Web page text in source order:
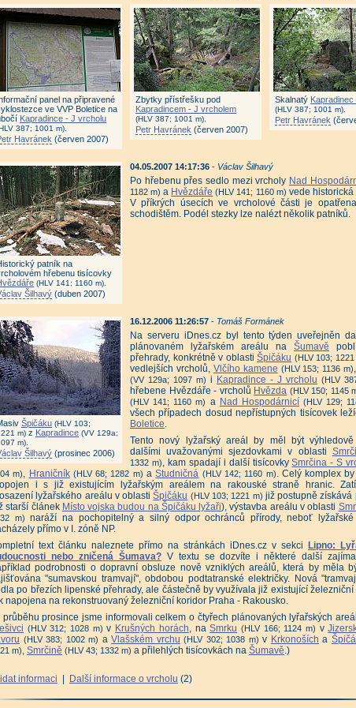
panel na připravené
ve VVP Boletice na
Kapradince - J vrcholu
387; 1001 m)
Havránek (červen 2007)
Zbytky přístřešku pod
Kapradincem - J vrcholem
(HLV 387; 1001 m)
Petr Havránek (červen 2007)
Skalnatý
(HLV 387; 1001 m)
Petr Havránek
patník na
hřebenu tisícovky
(HLV 141; 1160 m)
Šilhavý (duben 2007)
04.05.2007 14:17:36 - Václav Šilhavý
Po hřebenu přes sedlo mezi vrcholy Nad
1182 m) a Hvězdáře (HLV 141; 1160 m) vede historická
V příkrých úsecích ve vrcholové části je
schodištěm. Podél stezky lze nalézt několik patníků.
Špičáku (HLV 103;
m) z Kapradince (VV 129a;
m)
Šilhavý (prosinec 2006)
16.12.2006 11:26:57 - Tomáš Formánek
Na serveru iDnes.cz byl tento týden uveřejněn
plánovaném lyžařském areálu na Šumavě
přehrady, konkrétně v oblasti Špičáku (HLV 103; 1221
vedlejších vrcholů, Vlčího kamene (HLV 153; 1136 m),
(VV 129a; 1097 m) i Kapradince - J vrcholu (HLV
hřebene Hvězdáře - vrcholů Hvězda (HLV 150; 1145
(HLV 141; 1160 m) a Nad Hospodárnicí(HLV 129;
všech případech dosud nepřístupných tisícovek
Boletice.
Tento nový lyžařský areál by měl být
dalšími uvažovanými sjezdovkami v oblasti
1332 m), kam spadají i další tisícovkySmrčina - S
m), Hraničník(HLV 68; 1282 m) aStudničná (HLV 142; 1160 m). Celý komplex
i s již existujícím lyžařským areálem na rakouské straně hranic.
lyžařského areálu v oblastiŠpičáku (HLV 103; 1221 m) již postupně získává
starší článek Místo vojska budou na Špičáku lyžaři), výstavba areálu v oblasti
m) naráží na pochopitelný a silný odpor ochránců přírody, neboť
přímo v I. zóně NP.
text článku naleznete přímo na stránkách iDnes.cz v sekci
Lipno:
nebo zničená Šumava?V textu se dozvíte i některé další
podrobnosti o dopravní obsluze nově vzniklých areálů, která by měla
"sumavskou tramvají", obdobou podtatranské električky. Nová
po březích lipenské přehrady, ale částečně by využívala již existující
napojena na rekonstruovaný železniční koridor Praha - Rakousko.
průběhu prosince jsme informovali celkem o čtyřech plánovaných lyřařských
(HLV 312; 1028 m) v Krušných horách, naSmrku (HLV 166; 1124 m) v
(HLV 383; 1002 m) aVlašském vrchu (HLV 302; 1038 m) v Krkonoších a
m), Smrčině (HLV 43; 1332 m) a přilehlých tisícovkách na Šumavě.)
informaci Další informace o vrcholu (2)